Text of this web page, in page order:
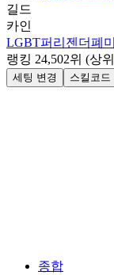
길드
카인
LGBT퍼리젠더폐미
랭킹 24,502위 (상
세팅 변경 스킬코드
종합